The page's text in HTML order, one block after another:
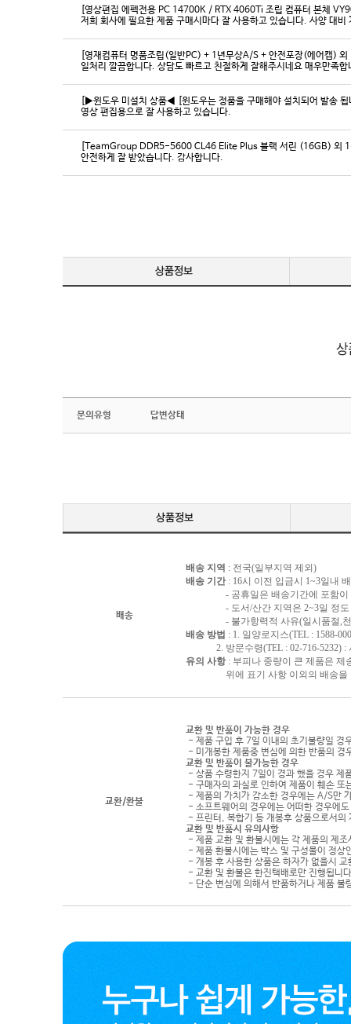
[영상편집 에펙전용 PC 14700K / RTX 4060Ti 조립 컴퓨터 본체
[영재컴퓨터 명품조립(일반PC) + 1년무상A/S + 안전포장(에어캡)
일처리 깔끔합니다. 상담도 빠르고 친절하게 잘해주시네요 매우만족
[▶윈도우 미설치 상품◀ [윈도우는 정품을 구매해야 설치되어 발송
영상 편집용으로 잘 사용하고 있습니다.
[TeamGroup DDR5-5600 CL46 Elite Plus 블랙 서린 (16GB) 외
안전하게 잘 받았습니다. 감사합니다.
문의유형 답변상태
배송
배송 지역 : 전국(일부지역 제외)
배송 기간 : 16시 이전 입금시 1~3일내
- 공휴일은 배송기간에 포함이
- 도서/산간 지역은 2~3일 정도
- 불가항력적 사유(일시품절,천재
배송 방법 : 1. 일양로지스(TEL : 1588-
2. 방문수령(TEL : 02-716-5232) :
유의 사항: 부피나 중량이 큰 제품은 제
위에 표기 사항 이외의 배송을 원
교환/환불
교환 및 반품이 가능한 경우
- 제품 구입 후 7일 이내의 초기불량일 경
- 미개봉한 제품중 변심에 의한 반품의 경
교환 및 반품이 불가능한 경우
- 상품 수령한지 7일이 경과 했을 경우 제
- 구매자의 과실로 인하여 제품이 훼손 또
- 제품의 가치가 감소한 경우에는 A/S만
- 소프트웨어의 경우에는 어떠한 경우에
- 프린터, 복합기 등 개봉후 상품으로서의
교환 및 반품시 유의사항
- 제품 교환 및 환불시에는 각 제품의 제
- 제품 환불시에는 박스 및 구성물이 정상
- 개봉 후 사용한 상품은 하자가 없을시
- 교환 및 환불은 한진택배로만 진행됩니
- 단순 변심에 의해서 반품하거나 제품